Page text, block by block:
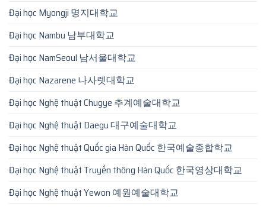
Đại học Myongji 명지대학교
Đại học Nambu 남부대학교
Đại học NamSeoul 남서울대학교
Đại học Nazarene 나사렛대학교
Đại học Nghệ thuật Chugye 추계예술대학교
Đại học Nghệ thuật Daegu 대구예술대학교
Đại học Nghệ thuật Quốc gia Hàn Quốc 한국예술종합학교
Đại học Nghệ thuật Truyền thông Hàn Quốc 한국영상대학교
Đại học Nghệ thuật Yewon 예원예술대학교